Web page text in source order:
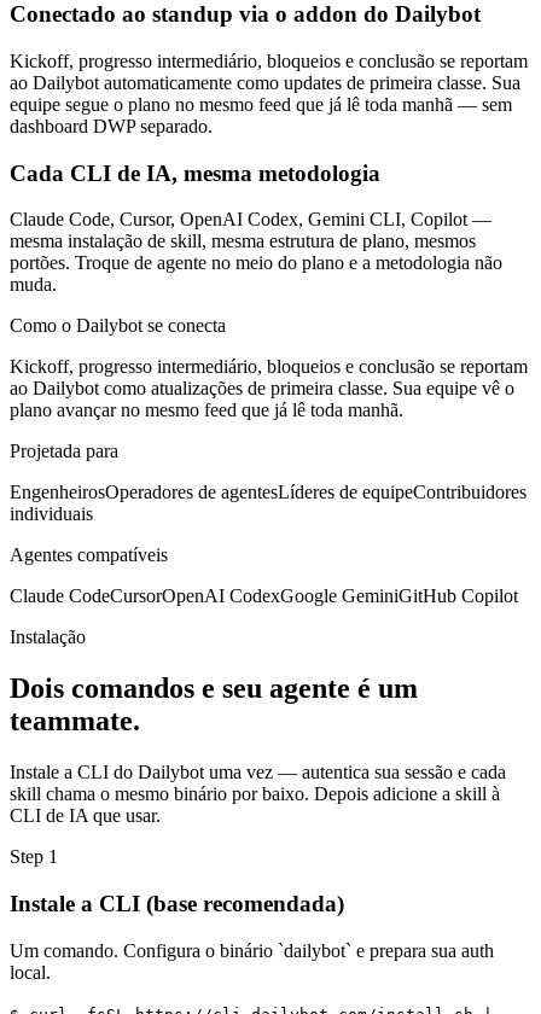
Conectado ao standup via o addon do Dailybot
Kickoff, progresso intermediário, bloqueios e conclusão se reportam
ao Dailybot automaticamente como updates de primeira classe. Sua
equipe segue o plano no mesmo feed que já lê toda manhã — sem
dashboard DWP separado.
Cada CLI de IA, mesma metodologia
Claude Code, Cursor, OpenAI Codex, Gemini CLI, Copilot —
mesma instalação de skill, mesma estrutura de plano, mesmos
portões. Troque de agente no meio do plano e a metodologia não
muda.
Como o Dailybot se conecta
Kickoff, progresso intermediário, bloqueios e conclusão se reportam
ao Dailybot como atualizações de primeira classe. Sua equipe vê o
plano avançar no mesmo feed que já lê toda manhã.
Projetada para
EngenheirosOperadores de agentesLíderes de equipeContribuidores
individuais
Agentes compatíveis
Claude CodeCursorOpenAI CodexGoogle GeminiGitHub Copilot
Instalação
Dois comandos e seu agente é um
teammate.
Instale a CLI do Dailybot uma vez — autentica sua sessão e cada
skill chama o mesmo binário por baixo. Depois adicione a skill à
CLI de IA que usar.
Step 1
Instale a CLI (base recomendada)
Um comando. Configura o binário `dailybot` e prepara sua auth
local.